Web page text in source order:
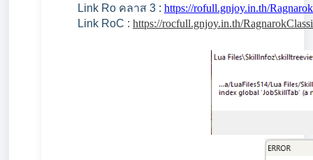
Link Ro คลาส 3 : https://rofull.gnjoy.in.th/
Link RoC : https://rocfull.gnjoy.in.th/